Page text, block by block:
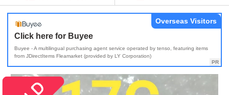
Click here for Buyee
Buyee - A multilingual purchasing agent service operated by tenso, featuring items
from JDirectItems Fleamarket (provided by LY Corporation)
Overseas Visitors